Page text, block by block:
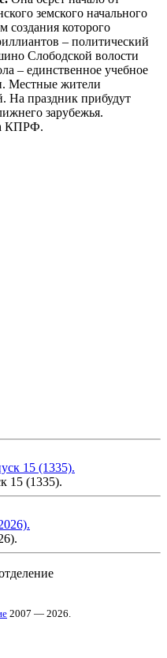
земского начального
создания которого
– политический
Слободской волости
– единственное учебное
Местные жители
На праздник прибудут
зарубежья.
КПРФ.
15 (1335).
2007 — 2026.